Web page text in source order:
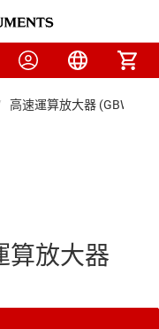
高速運算放大器 (GBW ≥
算放大器